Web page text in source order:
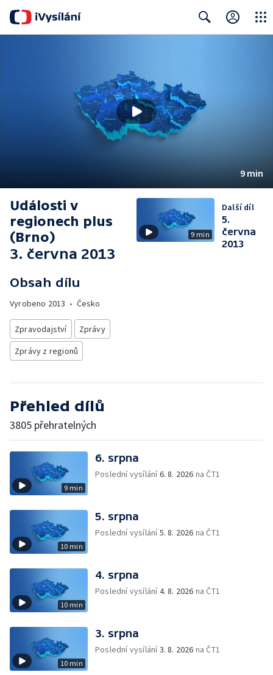
9 min
Události v
regionech plus
(Brno)
3. června 2013
Obsah dílu
Vyrobeno 2013 • Česko
Zpravodajství
Zprávy
Zprávy z regionů
9 min
Další díl
5.
června
2013
Přehled dílů
3805 přehratelných
9 min
6. srpna
Poslední vysílání6. 8. 2026 na ČT1
10 min
5. srpna
Poslední vysílání5. 8. 2026 na ČT1
10 min
4. srpna
Poslední vysílání4. 8. 2026 na ČT1
10 min
3. srpna
Poslední vysílání3. 8. 2026 na ČT1